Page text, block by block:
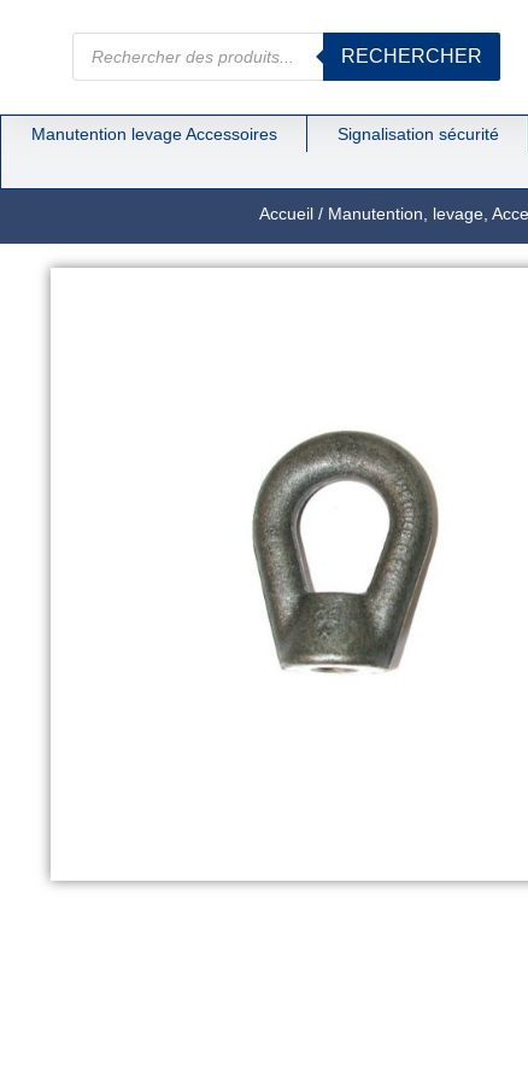
RECHERCHER
Manutention levage Accessoires Signalisation sécurité
Accueil/ Manutention, levage,